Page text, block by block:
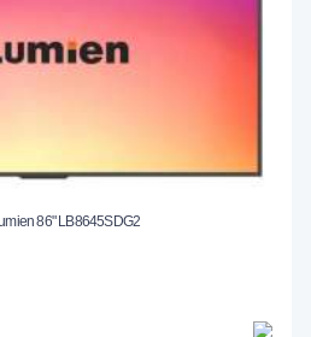
86" LB8645SDG2